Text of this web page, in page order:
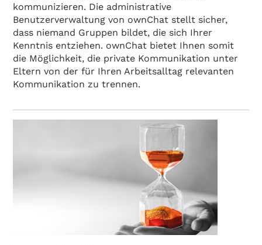
kommunizieren. Die administrative
Benutzerverwaltung von ownChat stellt sicher,
dass niemand Gruppen bildet, die sich Ihrer
Kenntnis entziehen. ownChat bietet Ihnen somit
die Möglichkeit, die private Kommunikation unter
Eltern von der für Ihren Arbeitsalltag relevanten
Kommunikation zu trennen.